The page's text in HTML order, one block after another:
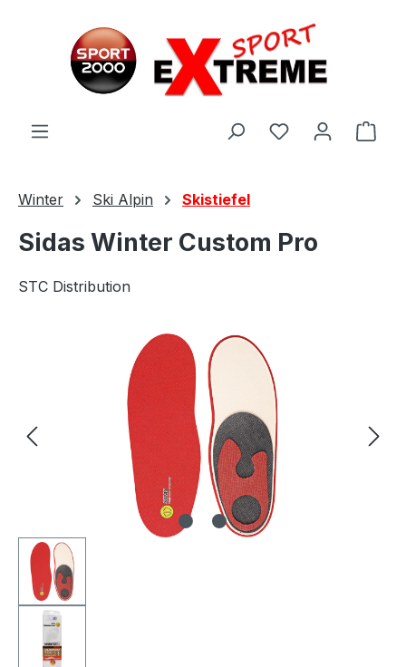
Winter Ski Alpin Skistiefel
Sidas Winter Custom Pro
STC Distribution
Bildergalerie überspringen